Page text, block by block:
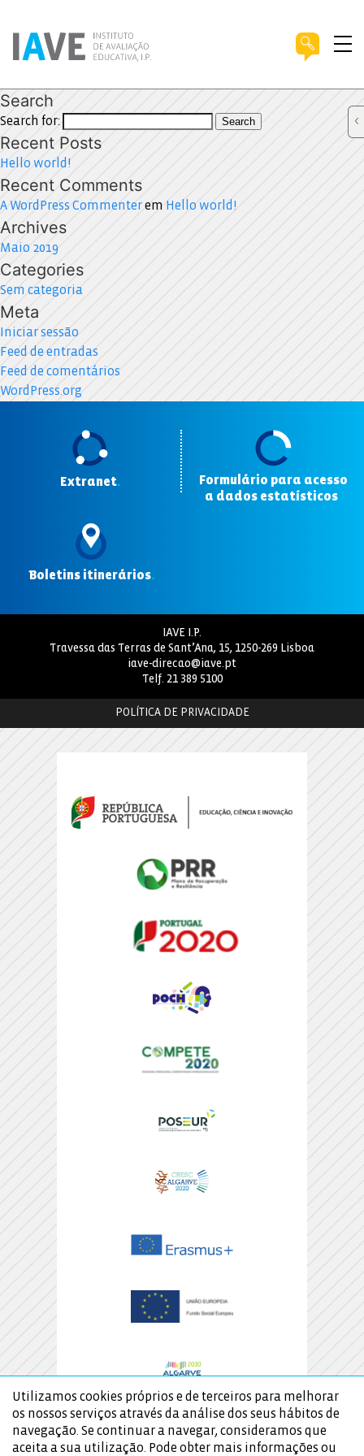
Search
Search for: Search
Recent Posts
Hello world!
Recent Comments
A WordPress Commenterem Hello world!
Archives
Maio 2019
Categories
Sem categoria
Meta
Iniciar sessão
Feed de entradas
Feed de comentários
WordPress.org
Extranet.
Formulário para acesso
a dados estatísticos
Boletins itinerários.
IAVE I.P.
Travessa das Terras de Sant’Ana, 15, 1250-269 Lisboa
iave-direcao@iave.pt
Telf. 21 389 5100
POLÍTICA DE PRIVACIDADE
Utilizamos cookies próprios e de terceiros para melhorar
os nossos serviços através da análise dos seus hábitos de
navegação. Se continuar a navegar, consideramos que
aceita a sua utilização. Pode obter mais informações ou